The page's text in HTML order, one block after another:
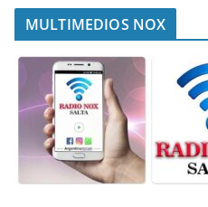
MULTIMEDIOS NOX